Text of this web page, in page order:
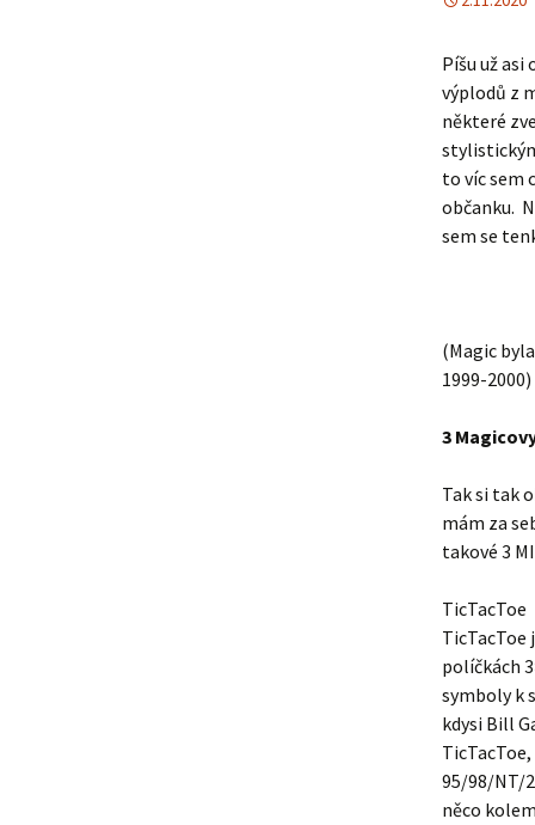
Píšu už
výplodů z
některé
to víc sem
občanku.
sem se
(Magic
1999-2000)
3
Tak si tak
mám za
takové 3
TicTacToe
TicTacToe
políčkách
symboly k
kdysi Bill
95/98/NT/
něco